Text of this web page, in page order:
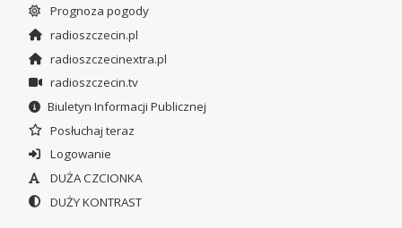
Prognoza pogody
radioszczecin.pl
radioszczecinextra.pl
radioszczecin.tv
Biuletyn Informacji Publicznej
Posłuchaj teraz
Logowanie
DUŻA CZCIONKA
DUŻY KONTRAST